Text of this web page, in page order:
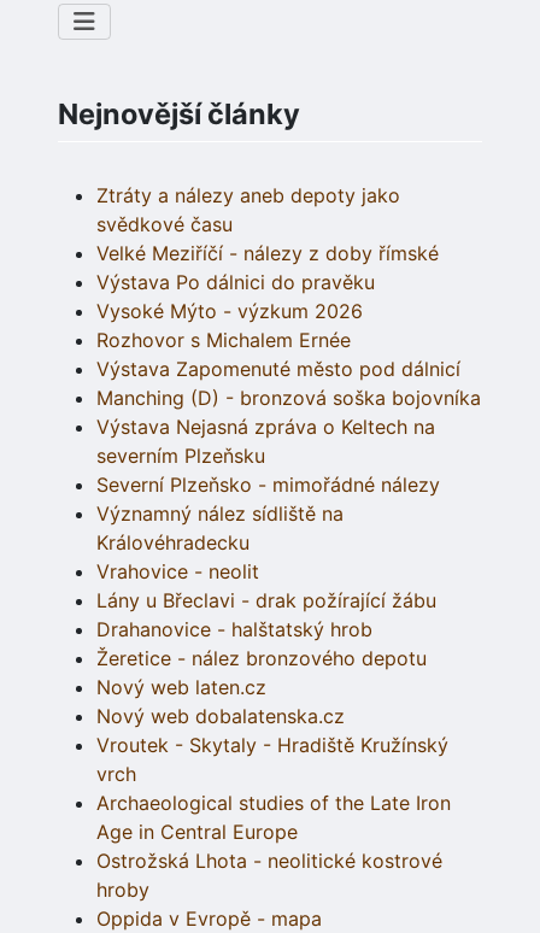
Nejnovější články
Ztráty a nálezy aneb depoty jako
svědkové času
Velké Meziříčí - nálezy z doby římské
Výstava Po dálnici do pravěku
Vysoké Mýto - výzkum 2026
Rozhovor s Michalem Ernée
Výstava Zapomenuté město pod dálnicí
Manching (D) - bronzová soška bojovníka
Výstava Nejasná zpráva o Keltech na
severním Plzeňsku
Severní Plzeňsko - mimořádné nálezy
Významný nález sídliště na
Královéhradecku
Vrahovice - neolit
Lány u Břeclavi - drak požírající žábu
Drahanovice - halštatský hrob
Žeretice - nález bronzového depotu
Nový web laten.cz
Nový web dobalatenska.cz
Vroutek - Skytaly - Hradiště Kružínský
vrch
Archaeological studies of the Late Iron
Age in Central Europe
Ostrožská Lhota - neolitické kostrové
hroby
Oppida v Evropě - mapa